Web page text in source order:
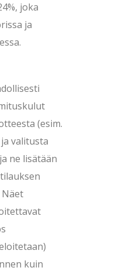
joka
ja
(esim.
valitusta
ne lisätään
kuin